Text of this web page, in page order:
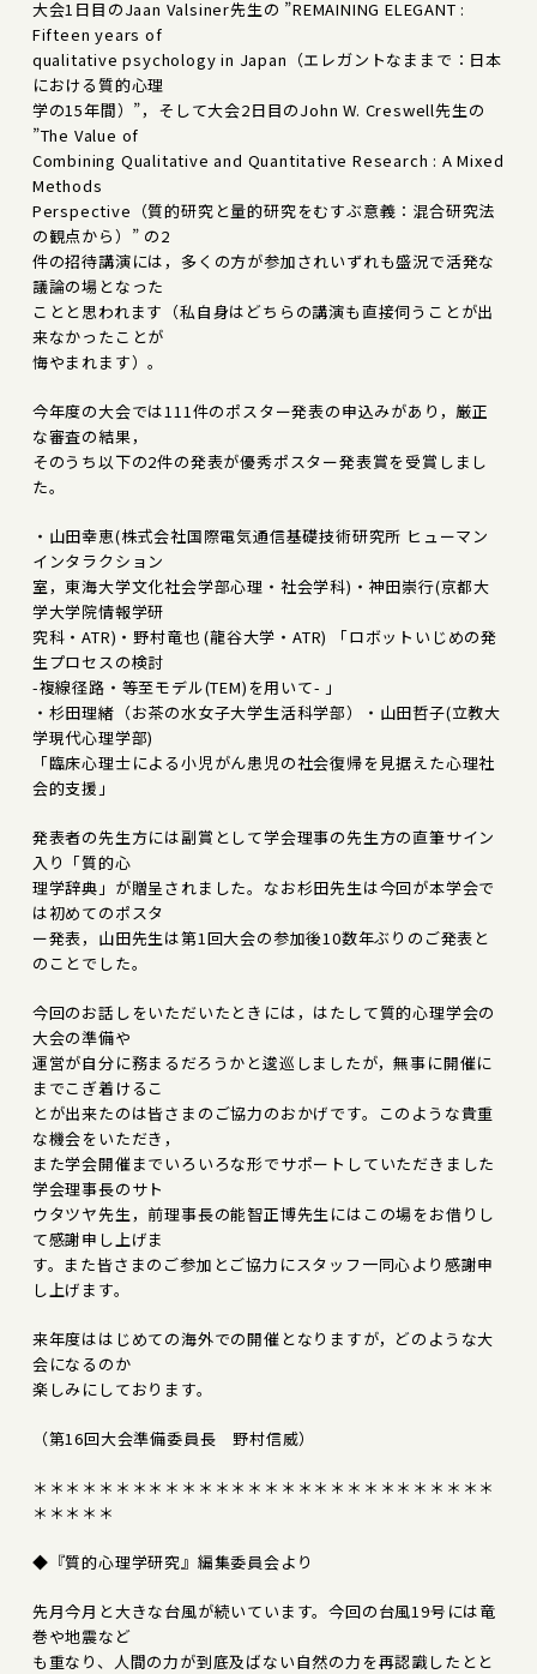
大会1日目のJaan Valsiner先生の ”REMAINING ELEGANT :
Fifteen years of
qualitative psychology in Japan（エレガントなままで：日本
における質的心理
学の15年間）”，そして大会2日目のJohn W. Creswell先生の
”The Value of
Combining Qualitative and Quantitative Research : A Mixed
Methods
Perspective（質的研究と量的研究をむすぶ意義：混合研究法
の観点から）” の2
件の招待講演には，多くの方が参加されいずれも盛況で活発な
議論の場となった
ことと思われます（私自身はどちらの講演も直接伺うことが出
来なかったことが
悔やまれます）。
今年度の大会では111件のポスター発表の申込みがあり，厳正
な審査の結果，
そのうち以下の2件の発表が優秀ポスター発表賞を受賞しまし
た。
・山田幸恵(株式会社国際電気通信基礎技術研究所 ヒューマン
インタラクション
室，東海大学文化社会学部心理・社会学科)・神田崇行(京都大
学大学院情報学研
究科・ATR)・野村竜也 (龍谷大学・ATR) 「ロボットいじめの発
生プロセスの検討
-複線径路・等至モデル(TEM)を用いて- 」
・杉田理緒（お茶の水女子大学生活科学部）・山田哲子(立教大
学現代心理学部)
「臨床心理士による小児がん患児の社会復帰を見据えた心理社
会的支援」
発表者の先生方には副賞として学会理事の先生方の直筆サイン
入り「質的心
理学辞典」が贈呈されました。なお杉田先生は今回が本学会で
は初めてのポスタ
ー発表，山田先生は第1回大会の参加後10数年ぶりのご発表と
のことでした。
今回のお話しをいただいたときには，はたして質的心理学会の
大会の準備や
運営が自分に務まるだろうかと逡巡しましたが，無事に開催に
までこぎ着けるこ
とが出来たのは皆さまのご協力のおかげです。このような貴重
な機会をいただき，
また学会開催までいろいろな形でサポートしていただきました
学会理事長のサト
ウタツヤ先生，前理事長の能智正博先生にはこの場をお借りし
て感謝申し上げま
す。また皆さまのご参加とご協力にスタッフ一同心より感謝申
し上げます。
来年度ははじめての海外での開催となりますが，どのような大
会になるのか
楽しみにしております。
（第16回大会準備委員長 野村信威）
＊＊＊＊＊＊＊＊＊＊＊＊＊＊＊＊＊＊＊＊＊＊＊＊＊＊＊＊
＊＊＊＊＊
◆『質的心理学研究』編集委員会より
先月今月と大きな台風が続いています。今回の台風19号には竜
巻や地震など
も重なり、人間の力が到底及ばない自然の力を再認識したとと